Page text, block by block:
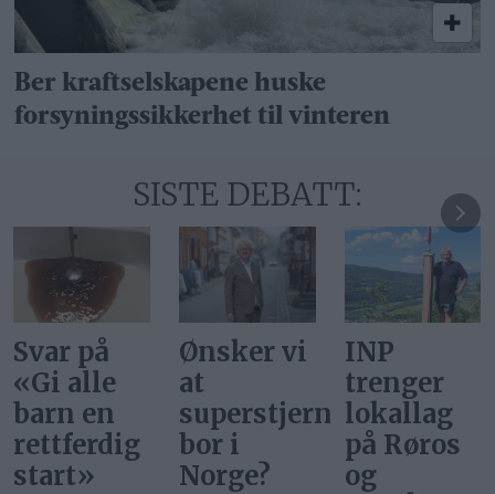
Ber kraftselskapene huske
forsyningssikkerhet til vinteren
SISTE DEBATT:
Ønsker vi
at
superstjerner
bor i
Norge?
INP
trenger
lokallag
på Røros
og
Gi alle
barn en
rettferdig
start